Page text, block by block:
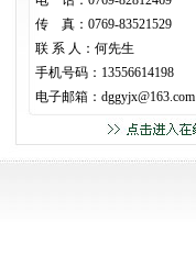
传 真：0769-83521529
联 系 人：何先生
手机号码：13556614198
电子邮箱： dggyjx@163.com